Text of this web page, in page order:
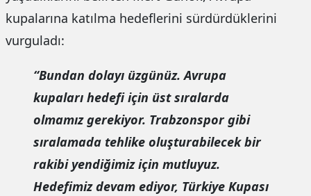
kupalarına katılma hedeflerini sürdürdüklerini
vurguladı:
“Bundan dolayı üzgünüz. Avrupa
kupaları hedefi için üst sıralarda
olmamız gerekiyor. Trabzonspor gibi
sıralamada tehlike oluşturabilecek bir
rakibi yendiğimiz için mutluyuz.
Hedefimiz devam ediyor, Türkiye Kupası